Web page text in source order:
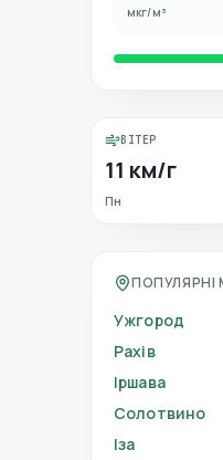
мкг/м³
ВІТЕР
11 км/г
Пн
ПОПУЛЯРНІ
Ужгород
Рахів
Іршава
Солотвино
Іза